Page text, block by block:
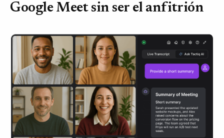
Google Meet sin ser el anfitrión